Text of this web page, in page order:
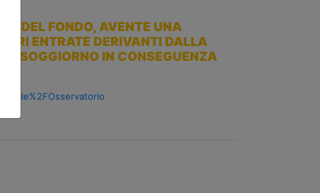
DEL FONDO, AVENTE UNA
ENTRATE DERIVANTI DALLA
SOGGIORNO IN CONSEGUENZA